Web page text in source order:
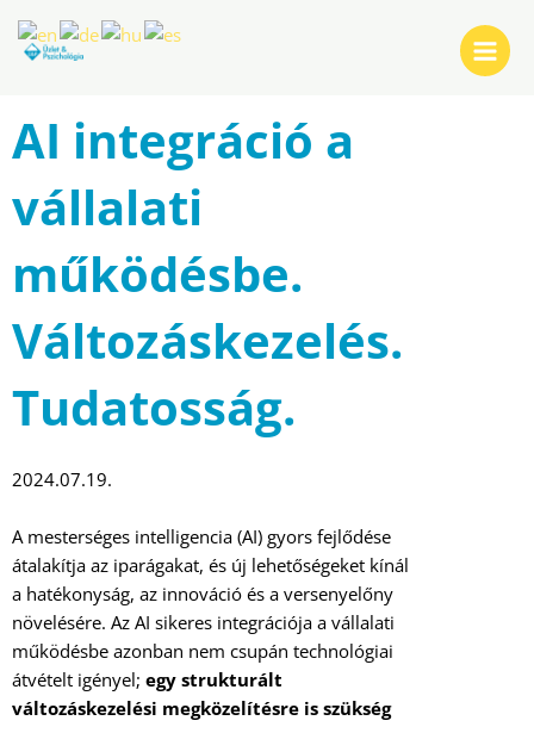
Main
Menu
AI integráció a
vállalati
működésbe.
Változáskezelés.
Tudatosság.
2024.07.19.
A mesterséges intelligencia (AI) gyors fejlődése
átalakítja az iparágakat, és új lehetőségeket kínál
a hatékonyság, az innováció és a versenyelőny
növelésére. Az AI sikeres integrációja a vállalati
működésbe azonban nem csupán technológiai
átvételt igényel; egy strukturált
változáskezelési megközelítésre is szükség
navigation